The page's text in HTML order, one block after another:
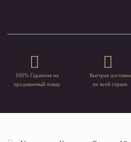
100% Гарантия на
продаваемый товар
Быстрая доставка
по всей стране